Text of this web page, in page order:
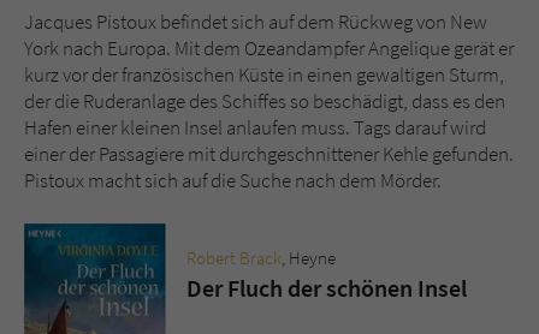
Jacques Pistoux befindet sich auf dem Rückweg von New
York nach Europa. Mit dem Ozeandampfer Angelique gerät er
kurz vor der französischen Küste in einen gewaltigen Sturm,
der die Ruderanlage des Schiffes so beschädigt, dass es den
Hafen einer kleinen Insel anlaufen muss. Tags darauf wird
einer der Passagiere mit durchgeschnittener Kehle gefunden.
Pistoux macht sich auf die Suche nach dem Mörder.
Robert Brack, Heyne
Der Fluch der schönen Insel
Laufzeit 1 Jahr
Zweck Cookie für Kommentare einzelner Buchtitel
Name fe_typo_user
Laufzeit Session